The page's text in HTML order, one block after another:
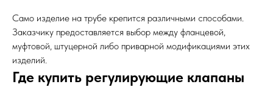
Само изделие на трубе крепится различными способами.
Заказчику предоставляется выбор между фланцевой,
муфтовой, штуцерной либо приварной модификациями этих
изделий.
Где купить регулирующие клапаны